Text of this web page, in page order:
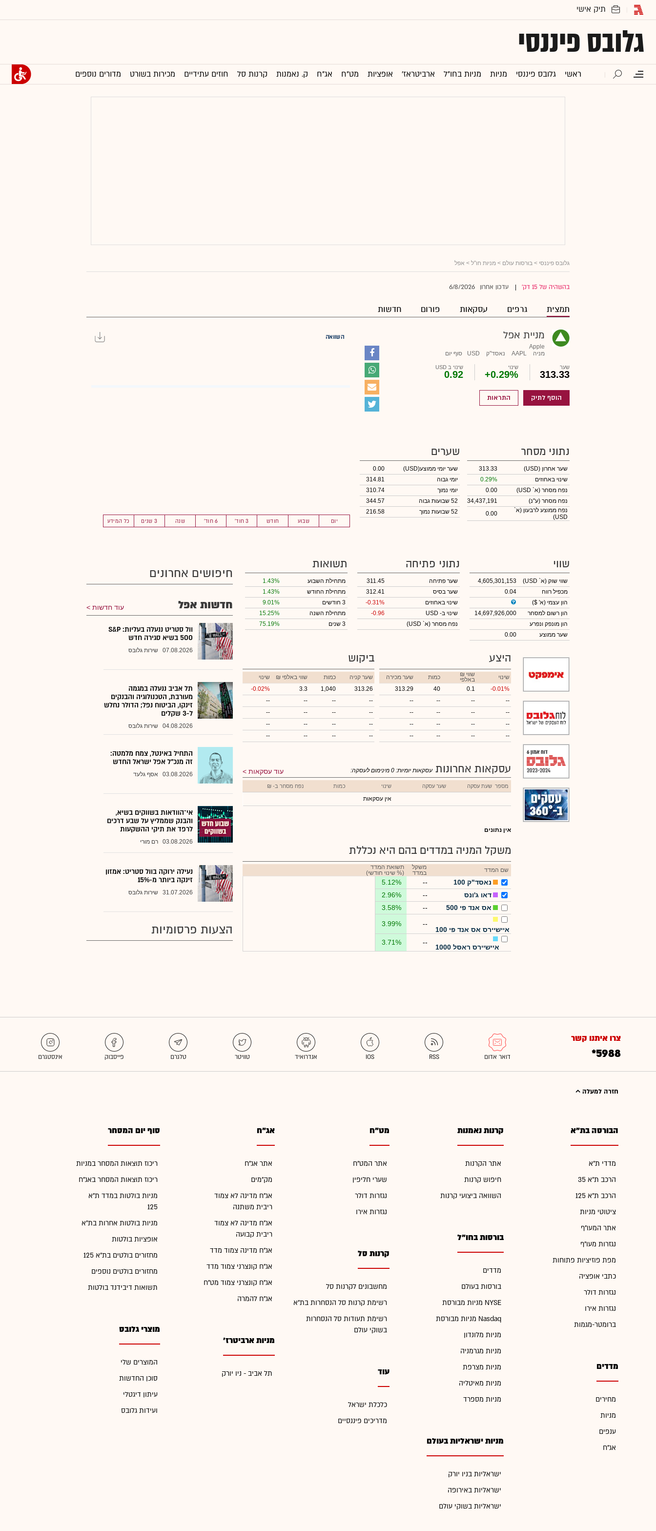
גלובס פיננסי
ראשי גלובס פיננסי מניות מניות בחו"ל ארביטראז' אופציות מט"ח אג"ח ק. נאמנות קרנות סל חוזים עתידיים מכירות בשורט מדורים נוספים
גלובס פיננסי > בורסות עולם > מניות חו"ל > אפל
בהשהיה של 15 דק' עדכון אחרון 6/8/2026
תמצית גרפים עסקאות פורום חדשות
מניית אפל
Apple
מניה
AAPL נאסד"ק USD סוף יום
שער
313.33
שינוי
+0.29%
שינוי ב USD
0.92
הוסף לתיק התראות
השוואה
יום שבוע חודש 3 חוד' 6 חוד' שנה 3 שנים כל המידע
נתוני מסחר
שער אחרון (USD)
313.33
שינוי באחוזים
0.29%
נפח מסחר (א` USD)
0.00
נפח מסחר (ע"נ)
34,437,191
נפח ממוצע לרבעון (א`
USD)
0.00
שערים
שער יומי ממוצע(USD)
0.00
יומי גבוה
314.81
יומי נמוך
310.74
52 שבועות גבוה
344.57
52 שבועות נמוך
216.58
שווי
שווי שוק (א` USD)
4,605,301,153
מכפיל רווח
0.04
הון עצמי (א' $)
הון רשום למסחר
14,697,926,000
הון מונפק ונפרע
שער ממוצע
0.00
נתוני פתיחה
שער פתיחה
311.45
שער בסיס
312.41
שינוי באחוזים
-0.31%
שינוי ב- USD
-0.96
נפח מסחר (א` USD)
תשואות
מתחילת השבוע
1.43%
מתחילת החודש
1.43%
3 חודשים
9.01%
מתחילת השנה
15.25%
3 שנים
75.19%
היצע
שינוי ₪ שווי
באלפי כמות
שער מכירה
-0.01%
0.1
40
313.29
--
--
--
--
--
--
--
--
--
--
--
--
--
--
--
--
ביקוש
שער קניה כמות ₪ שווי באלפי
שינוי
313.26
1,040
3.3
-0.02%
--
--
--
--
--
--
--
--
--
--
--
--
--
--
--
--
עסקאות אחרונות עוד עסקאות עסקאות יומיות: 0 מינימום לעסקה:
מספר שעת עסקה שער עסקה שינוי כמות נפח מסחר ב- ₪
אין עסקאות
אין נתונים
משקל המניה במדדים בהם היא נכללת
שם המדד
משקל
במדד
תשואת המדד
(% שינוי חודשי)
נאסד"ק 100 --
5.12%
דאו ג'ונס
--
2.96%
אס אנד פי 500
--
3.58%
איישיירס אס אנד פי 100
--
3.99%
איישיירס ראסל 1000
--
3.71%
חיפושים אחרונים
חדשות אפל עוד חדשות
וול סטריט ננעלה בעליות: S&P
500 בשיא סגירה חדש
07.08.2026 שירות גלובס
תל אביב ננעלה במגמה
מעורבת, הטכנולוגיה והבנקים
זינקו, הביטוח נפל; הדולר נחלש
ל-3 שקלים
04.08.2026 שירות גלובס
התחיל באינטל, צמח מלמטה:
זה מנכ"ל אפל ישראל החדש
03.08.2026 אסף גלעד
אי־הוודאות בשווקים בשיא,
והבנק שממליץ על שבע דרכים
לרפד את תיקי ההשקעות
03.08.2026 רם מורי
נעילה ירוקה בוול סטריט: אמזון
זינקה ביותר מ-15%
31.07.2026 שירות גלובס
הצעות פרסומיות
צרו איתנו קשר
*5988
חזרה למעלה
הבורסה בת"א
מדדי ת"א
הרכב ת"א 35
הרכב ת"א 125
ציטוטי מניות
אתר המעו"ף
נגזרות מעו"ף
מפת פוזיציות פתוחות
כתבי אופציה
נגזרות דולר
נגזרות אירו
ברומטר-מגמות
מדדים
מחירים
מניות
ענפים
אג"ח
קרנות נאמנות
אתר הקרנות
חיפוש קרנות
השוואה ביצועי קרנות
בורסות בחו"ל
מדדים
בורסות בעולם
מניות מבורסת NYSE
מניות מבורסת Nasdaq
מניות מלונדון
מניות מגרמניה
מניות מצרפת
מניות מאיטליה
מניות מספרד
מניות ישראליות בעולם
ישראליות בניו יורק
ישראליות באירופה
ישראליות בשוקי עולם
מט"ח
אתר המט"ח
שערי חליפין
נגזרות דולר
נגזרות אירו
קרנות סל
מחשבונים לקרנות סל
רשימת קרנות סל הנסחרות בת"א
רשימת תעודות סל הנסחרות
בשוקי עולם
עוד
כלכלת ישראל
מדריכים פיננסיים
אג"ח
אתר אג"ח
מק"מים
אג"ח מדינה לא צמוד
ריבית משתנה
אג"ח מדינה לא צמוד
ריבית קבועה
אג"ח מדינה צמוד מדד
אג"ח קונצרני צמוד מדד
אג"ח קונצרני צמוד מט"ח
אג"ח להמרה
מניות ארביטרז'
תל אביב - ניו יורק
סוף יום המסחר
ריכוז תוצאות המסחר במניות
ריכוז תוצאות המסחר באג"ח
מניות בולטות במדד ת"א
125
מניות בולטות אחרות בת"א
אופציות בולטות
מחזורים בולטים בת"א 125
מחזורים בולטים נוספים
תשואות דיבידנד בולטות
מוצרי גלובס
המוצרים שלי
סוכן החדשות
עיתון דיגטלי
ועידות גלובס